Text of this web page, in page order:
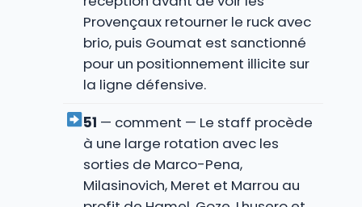
Provençaux retourner le ruck avec
brio, puis Goumat est sanctionné
pour un positionnement illicite sur
la ligne défensive.
51 — comment — Le staff procède
à une large rotation avec les
sorties de Marco-Pena,
Milasinovich, Meret et Marrou au